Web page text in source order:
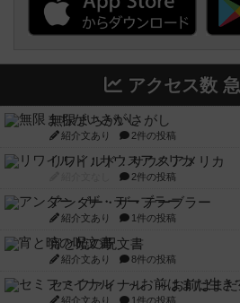
アクセス数
無限まちがいさがし
紹介文あり 2件の投稿
リワイルド：サウスアメリカ
2件の投稿
アンダー・ザ・テーブラー
紹介文あり 1件の投稿
宵と暁の呪文書
紹介文あり 8件の投稿
セミファイナル ～お前はまだ
紹介文あり 1件の投稿